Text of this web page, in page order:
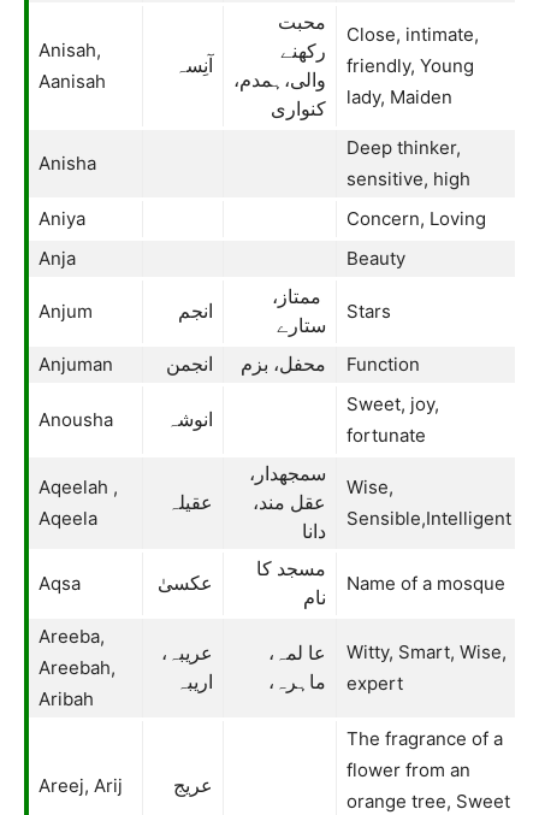
Anisah,
Aanisah
آنِسہ
محبت
رکھنے
والی،ہمدم،
کنواری
Close, intimate,
friendly, Young
lady, Maiden
Anisha
Deep thinker,
sensitive, high
Aniya
Concern, Loving
Anja
Beauty
Anjum انجم
ممتاز،
ستارے
Stars
Anjuman انجمن محفل، بزم Function
Anousha انوشہ
Sweet, joy,
fortunate
Aqeelah ,
Aqeela
عقیلہ
سمجھدار،
عقل مند،
دانا
Wise,
Sensible,Intelligent
Aqsa عکسیٰ
مسجد کا
نام
Name of a mosque
Areeba,
Areebah,
Aribah
عریبہ،
اریبہ
عا لمہ،
ماہرہ،
Witty, Smart, Wise,
expert
Areej, Arij عریج
The fragrance of a
flower from an
orange tree, Sweet